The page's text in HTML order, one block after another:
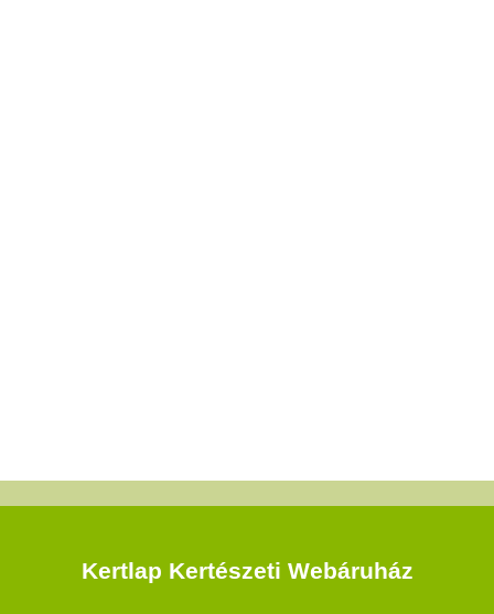
Kertlap Kertészeti Webáruház